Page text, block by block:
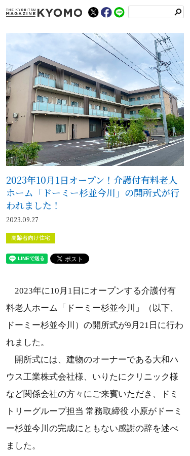
2023年10月1日オープン！介護付有料老人
ホーム「ドーミー杉並今川」の開所式が行
われました！
2023.09.27
高齢者向け住宅
2023年に10月1日にオープンする介護付有
料老人ホーム「ドーミー杉並今川」（以下、
ドーミー杉並今川）の開所式が9月21日に行わ
れました。
開所式には、建物のオーナーである大和ハ
ウス工業株式会社様、いりたにクリニック様
など関係会社の方々にご来賓いただき、ドミ
トリーグループ担当 常務取締役 小原がドーミ
ー杉並今川の完成にともない感謝の辞を述べ
ました。